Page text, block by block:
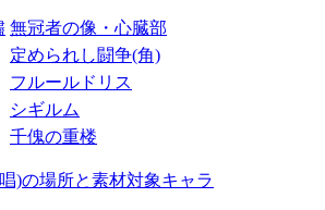
無冠者の像・心臓部
定められし闘争(角)
フルールドリス
シギルム
千傀の重楼
)の場所と素材対象キャラ